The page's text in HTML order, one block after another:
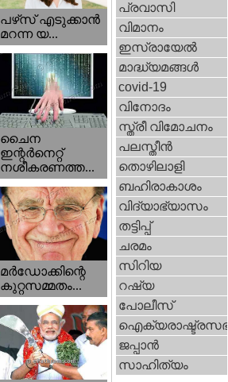
പഴ്‌സ് എടുക്കാന്‍
മറന്ന യ...
ചൈന
ഇന്റർനെറ്റ്
നശീകരണത്ത...
മർഡോക്കിന്റെ
കുറ്റസമ്മതം...
പ്രവാസി
വിമാനം
ഇസ്രായേല്‍
മാദ്ധ്യമങ്ങള്‍
covid-19
വിനോദം
സ്ത്രീ വിമോചനം
പലസ്തീന്‍
തൊഴിലാളി
ബഹിരാകാശം
വിദ്യാഭ്യാസം
തട്ടിപ്പ്
ചരമം
സിറിയ
റഷ്യ
പോലീസ്
ഐക്യരാഷ്ട്രസഭ
ജപ്പാന്‍
സാഹിത്യം